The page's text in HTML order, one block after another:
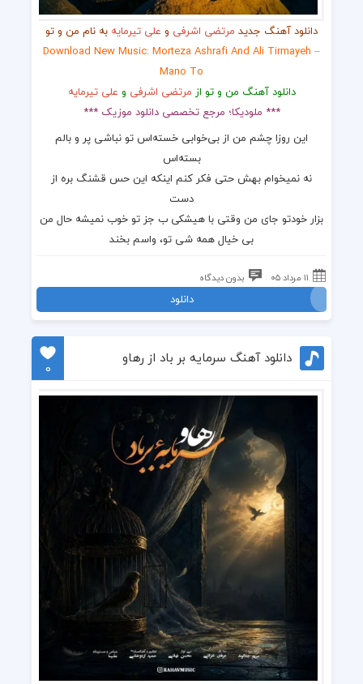
دانلود آهنگ جدید مرتضی اشرفی و علی تیرمایه به نام من و تو
Download New Music: Morteza Ashrafi And Ali Tirmayeh –
Mano To
دانلود آهنگ من و تو ازمرتضی اشرفی و علی تیرمایه
*** ملودیکا؛ مرجع تخصصی دانلود موزیک ***
این روزا چشم من از بی‌خوابی خسته‌اس تو نباشی پر و بالم
بسته‌اس
نه نمیخوام بهش حتی فکر کنم اینکه این حس قشنگ بره از
دست
بزار خودتو جای من وقتی با هیشکی ب جز تو خوب نمیشه حال من
بی خیال همه شی تو، واسم بخند
۱۱ مرداد ۰۵ بدون دیدگاه
دانلود
دانلود آهنگ سرمایه بر باد از رهاو
0